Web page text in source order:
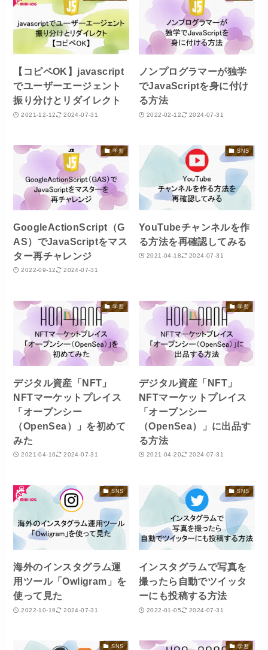
【コピペOK】javascript
でユーザーエージェント
振り分けとリダイレクト
2021-12-12 2024-07-31
ノンプログラマーが独学
でJavaScriptを身に付け
る方法
2022-02-12 2024-07-31
学習
GoogleActionScript（G
AS）でJavaScriptをマス
ター再チャレンジ
2022-09-12 2024-07-31
SNS
YouTubeチャンネルを作
る方法を再確認してみる
2021-04-18 2024-07-31
学習
デジタル資産「NFT」
NFTマーケットプレイス
「オープンシー
（OpenSea）」を初めて
みた
2021-04-16 2024-07-31
学習
デジタル資産「NFT」
NFTマーケットプレイス
「オープンシー
（OpenSea）」に出品す
る方法
2021-04-20 2024-07-31
SNS
海外のインスタグラム運
用ツール「Owligram」を
使って見た
2022-10-19 2024-07-31
SNS
インスタグラムで写真を
撮ったら自動でツイッタ
ーにも投稿する方法
2022-01-05 2024-07-31
SNS 学習